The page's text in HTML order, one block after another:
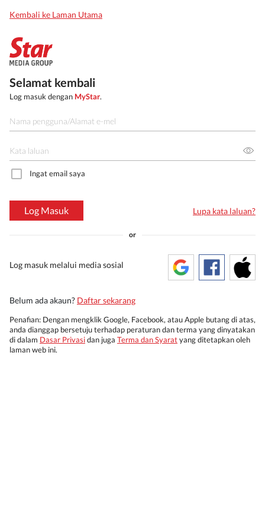
Kembali ke Laman Utama
Selamat kembali
Log masuk dengan MyStar.
Ingat email saya
Log Masuk Lupa kata laluan?
or
Log masuk melalui media sosial
Belum ada akaun? Daftar sekarang
Penafian: Dengan mengklik Google, Facebook, atau Apple butang di atas,
anda dianggap bersetuju terhadap peraturan dan terma yang dinyatakan
di dalam Dasar Privasidan juga Terma dan Syaratyang ditetapkan oleh
laman web ini.